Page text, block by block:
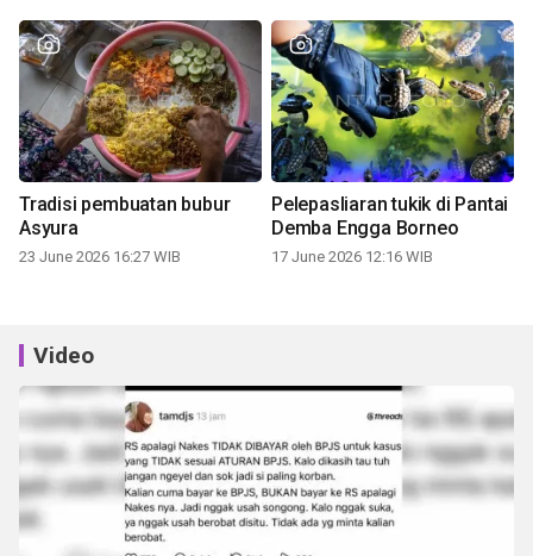
Tradisi pembuatan bubur
Asyura
23 June 2026 16:27 WIB
Pelepasliaran tukik di Pantai
Demba Engga Borneo
17 June 2026 12:16 WIB
Video